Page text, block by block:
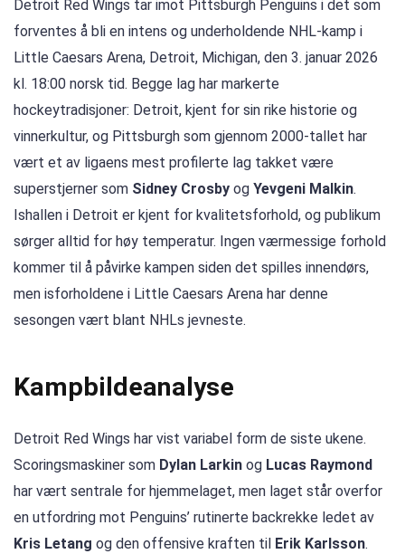
Detroit Red Wings tar imot Pittsburgh Penguins i det som
forventes å bli en intens og underholdende NHL-kamp i
Little Caesars Arena, Detroit, Michigan, den 3. januar 2026
kl. 18:00 norsk tid. Begge lag har markerte
hockeytradisjoner: Detroit, kjent for sin rike historie og
vinnerkultur, og Pittsburgh som gjennom 2000-tallet har
vært et av ligaens mest profilerte lag takket være
superstjerner som Sidney Crosby og Yevgeni Malkin.
Ishallen i Detroit er kjent for kvalitetsforhold, og publikum
sørger alltid for høy temperatur. Ingen værmessige forhold
kommer til å påvirke kampen siden det spilles innendørs,
men isforholdene i Little Caesars Arena har denne
sesongen vært blant NHLs jevneste.
Kampbildeanalyse
Detroit Red Wings har vist variabel form de siste ukene.
Scoringsmaskiner som Dylan Larkin og Lucas Raymond
har vært sentrale for hjemmelaget, men laget står overfor
en utfordring mot Penguins’ rutinerte backrekke ledet av
Kris Letang og den offensive kraften til Erik Karlsson.